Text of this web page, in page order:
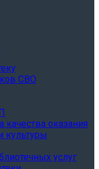
СВО
оказания
культуры
услуг